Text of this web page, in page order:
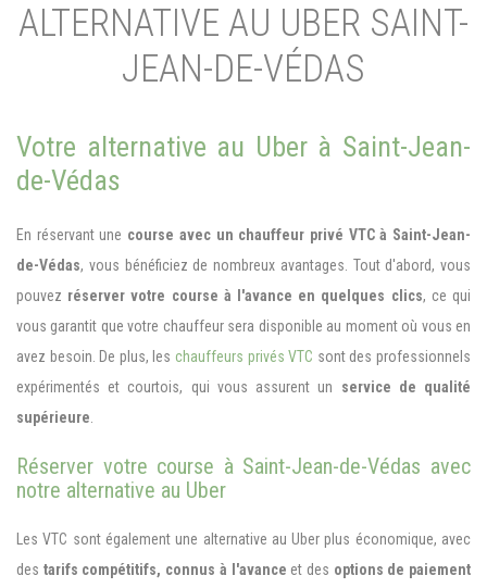
ALTERNATIVE AU UBER SAINT-
JEAN-DE-VÉDAS
Votre alternative au Uber à Saint-Jean-
de-Védas
En réservant une course avec un chauffeur privé VTC à Saint-Jean-
de-Védas, vous bénéficiez de nombreux avantages. Tout d'abord, vous
pouvez réserver votre course à l'avance en quelques clics, ce qui
vous garantit que votre chauffeur sera disponible au moment où vous en
avez besoin. De plus, les chauffeurs privés VTC sont des professionnels
expérimentés et courtois, qui vous assurent un service de qualité
supérieure
Réserver votre course à Saint-Jean-de-Védas avec
notre alternative au Uber
Les VTC sont également une alternative au Uber plus économique, avec
des tarifs compétitifs, connus à l'avance et des options de paiement